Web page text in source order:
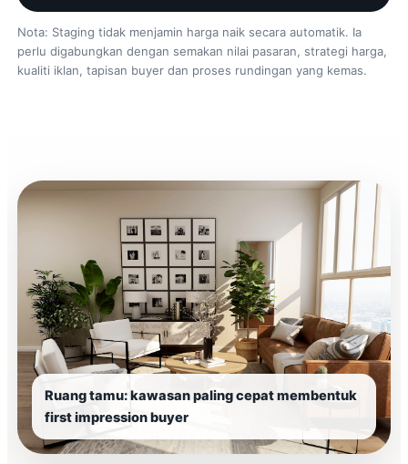
Nota: Staging tidak menjamin harga naik secara automatik. Ia
perlu digabungkan dengan semakan nilai pasaran, strategi harga,
kualiti iklan, tapisan buyer dan proses rundingan yang kemas.
Ruang tamu: kawasan paling cepat membentuk
first impression buyer